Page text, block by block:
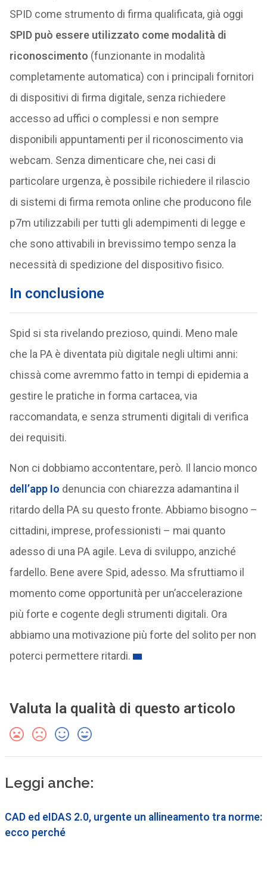
SPID come strumento di firma qualificata, già oggi
SPID può essere utilizzato come modalità di
riconoscimento (funzionante in modalità
completamente automatica) con i principali fornitori
di dispositivi di firma digitale, senza richiedere
accesso ad uffici o complessi e non sempre
disponibili appuntamenti per il riconoscimento via
webcam. Senza dimenticare che, nei casi di
particolare urgenza, è possibile richiedere il rilascio
di sistemi di firma remota online che producono file
p7m utilizzabili per tutti gli adempimenti di legge e
che sono attivabili in brevissimo tempo senza la
necessità di spedizione del dispositivo fisico.
In conclusione
Spid si sta rivelando prezioso, quindi. Meno male
che la PA è diventata più digitale negli ultimi anni:
chissà come avremmo fatto in tempi di epidemia a
gestire le pratiche in forma cartacea, via
raccomandata, e senza strumenti digitali di verifica
dei requisiti.
Non ci dobbiamo accontentare, però. Il lancio monco
dell’app Io denuncia con chiarezza adamantina il
ritardo della PA su questo fronte. Abbiamo bisogno –
cittadini, imprese, professionisti – mai quanto
adesso di una PA agile. Leva di sviluppo, anziché
fardello. Bene avere Spid, adesso. Ma sfruttiamo il
momento come opportunità per un’accelerazione
più forte e cogente degli strumenti digitali. Ora
abbiamo una motivazione più forte del solito per non
poterci permettere ritardi.
Valuta la qualità di questo articolo
Leggi anche:
CAD ed eIDAS 2.0, urgente un allineamento tra norme:
ecco perché